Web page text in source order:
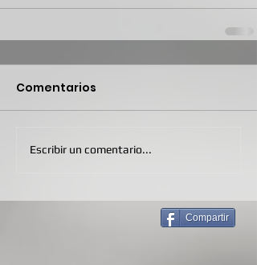
Comentarios
Escribir un comentario...
Compartir